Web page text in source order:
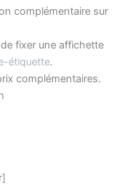
complémentaire sur
fixer une affichette
étiquette.
complémentaires.